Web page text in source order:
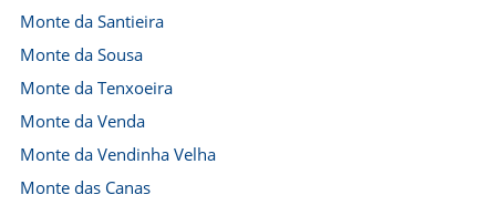
Monte da Santieira
Monte da Sousa
Monte da Tenxoeira
Monte da Venda
Monte da Vendinha Velha
Monte das Canas